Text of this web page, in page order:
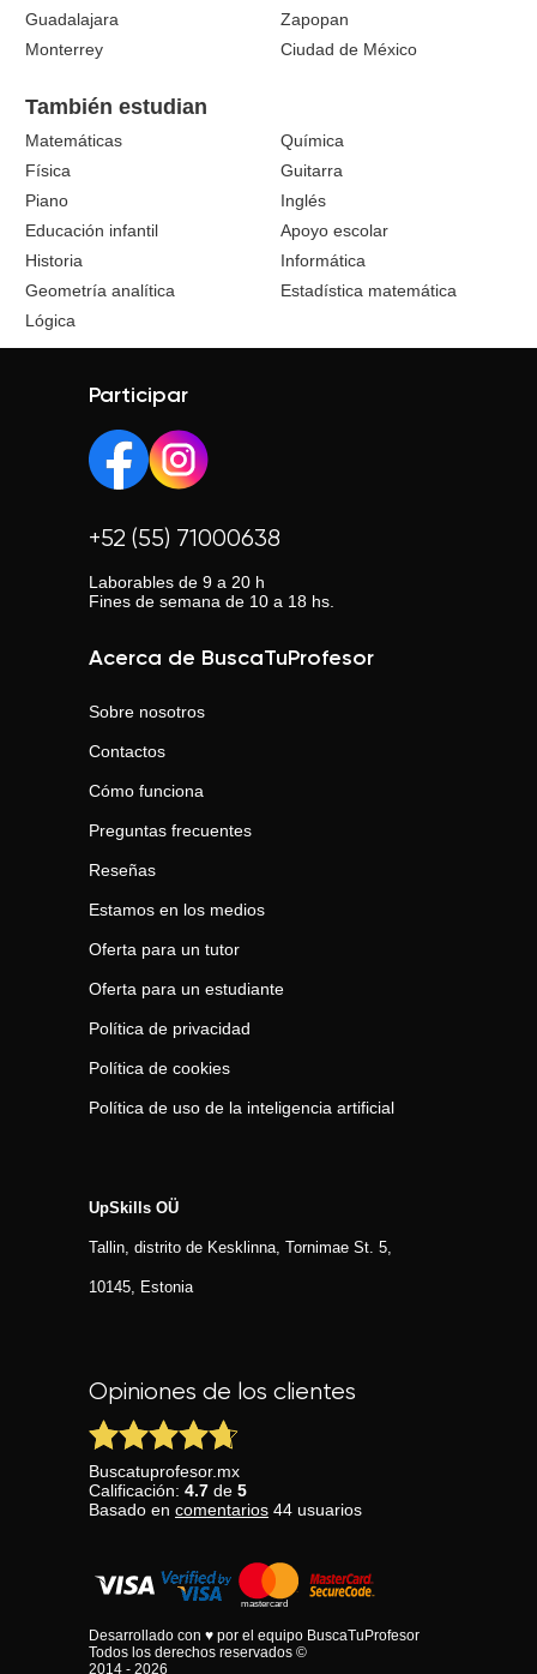
Guadalajara
Zapopan
Monterrey
Ciudad de México
También estudian
Matemáticas
Química
Física
Guitarra
Piano
Inglés
Educación infantil
Apoyo escolar
Historia
Informática
Geometría analítica
Estadística matemática
Lógica
Participar
+52 (55) 71000638
Laborables de 9 a 20 h
Fines de semana de 10 a 18 hs.
Acerca de BuscaTuProfesor
Sobre nosotros
Contactos
Cómo funciona
Preguntas frecuentes
Reseñas
Estamos en los medios
Oferta para un tutor
Oferta para un estudiante
Política de privacidad
Política de cookies
Política de uso de la inteligencia artificial
UpSkills OÜ
Tallin, distrito de Kesklinna, Tornimаe St. 5,
10145, Estonia
Opiniones de los clientes
Buscatuprofesor.mx
Calificación: 4.7 de 5
Basado en comentarios 44 usuarios
Desarrollado con ♥ por el equipo BuscaTuProfesor
Todos los derechos reservados ©
2014 - 2026